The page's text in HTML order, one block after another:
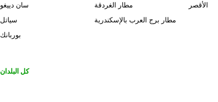
سان دييغو
سياتل
بوربانك
مطار الغردقة
مطار برج العرب بالإسكندرية
الأقصر
كل البلدان